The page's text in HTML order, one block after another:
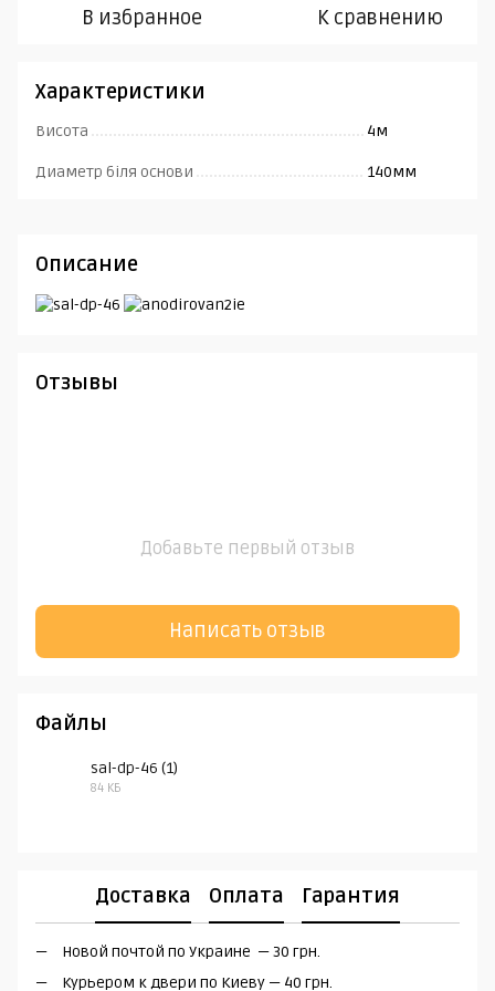
В избранное К сравнению
Характеристики
Висота 4м
Диаметр біля основи 140мм
Описание
Отзывы
Добавьте первый отзыв
Написать отзыв
Файлы
sal-dp-46 (1)
84 КБ
Доставка Оплата Гарантия
Новой почтой по Украине — 30 грн.
Курьером к двери по Киеву — 40 грн.